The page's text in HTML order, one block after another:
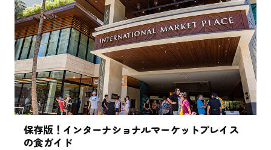
保存版！インターナショナルマーケットプレイス
の食ガイド